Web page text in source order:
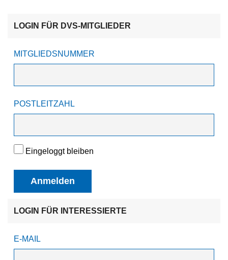
LOGIN FÜR DVS-MITGLIEDER
MITGLIEDSNUMMER
POSTLEITZAHL
Eingeloggt bleiben
Anmelden
LOGIN FÜR INTERESSIERTE
E-MAIL